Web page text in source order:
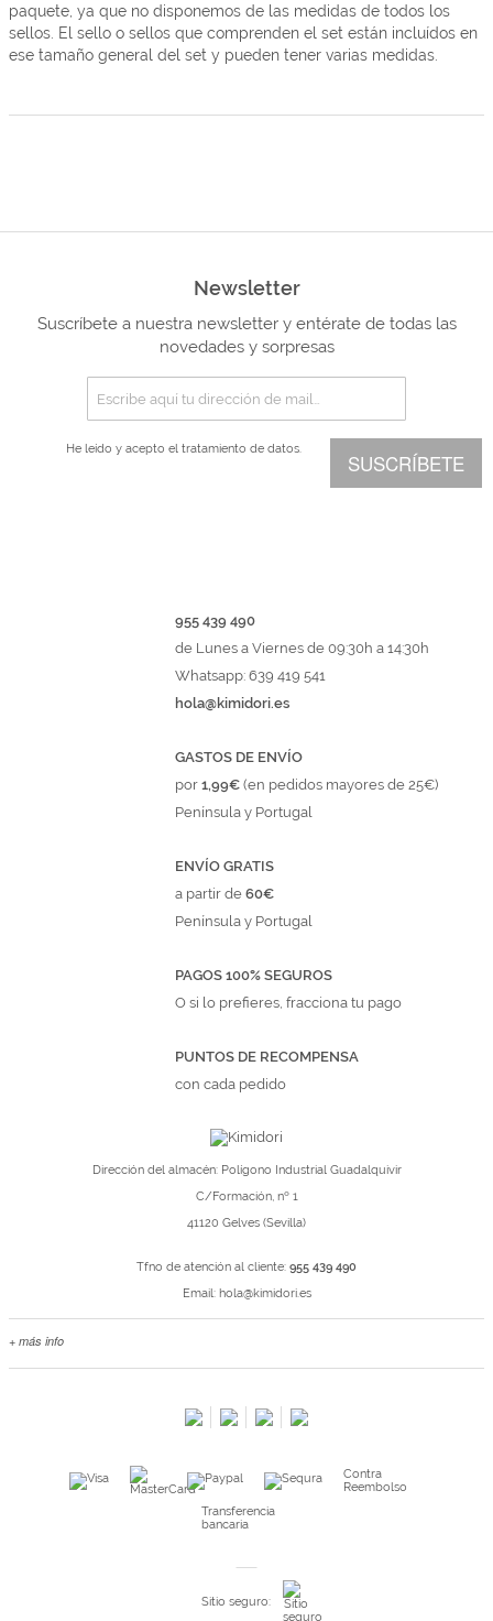
paquete, ya que no disponemos de las medidas de todos los
sellos. El sello o sellos que comprenden el set están incluídos en
ese tamaño general del set y pueden tener varias medidas.
Newsletter
Suscríbete a nuestra newsletter y entérate de todas las
novedades y sorpresas
SUSCRÍBETE
He leído y acepto el tratamiento de datos.
955 439 490
de Lunes a Viernes de 09:30h a 14:30h
Whatsapp: 639 419 541
hola@kimidori.es
GASTOS DE ENVÍO
por1,99€(en pedidos mayores de 25€)
Península y Portugal
ENVÍO GRATIS
a partir de60€
Península y Portugal
PAGOS 100% SEGUROS
O si lo prefieres, fracciona tu pago
PUNTOS DE RECOMPENSA
con cada pedido
Dirección del almacén: Polígono Industrial Guadalquivir
C/Formación, nº 1
41120 Gelves (Sevilla)
Tfno de atención al cliente: 955 439 490
Email: hola@kimidori.es
+ más info
Kimidori PRINT, nuestro servicio de impresión de fotos
Contra
Reembolso
Transferencia
bancaria
Sitio seguro: